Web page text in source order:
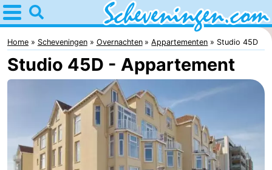
Home
Scheveningen
Tips
Overnachten
Appartementen
Home Scheveningen Overnachten Appartementen Studio 45D
Studio 45D - Appartement